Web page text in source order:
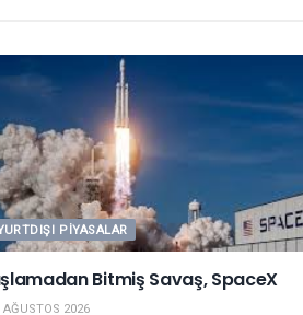
PIYASALAR
Bitmiş Savaş, SpaceX
AĞUSTOS 2026